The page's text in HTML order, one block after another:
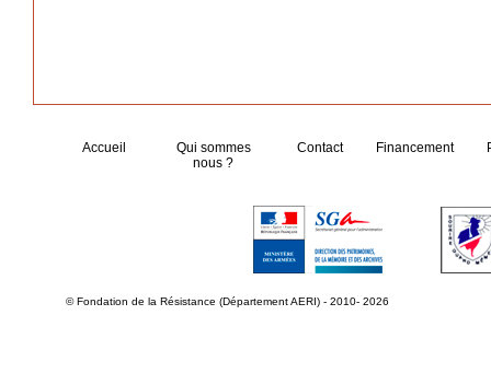
Accueil
Qui sommes
nous ?
Contact Financement
© Fondation de la Résistance (Département AERI) - 2010- 2026